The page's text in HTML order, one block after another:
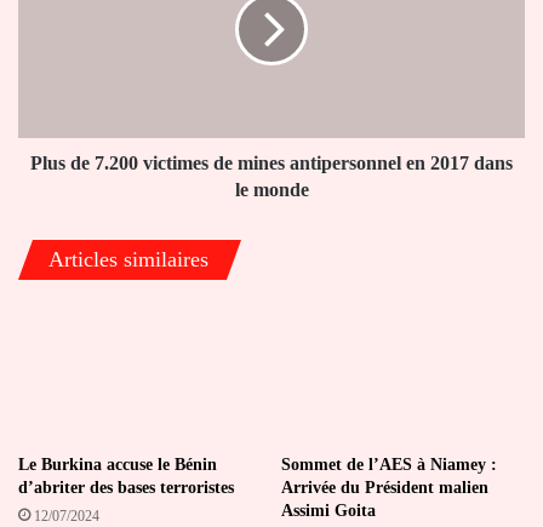
2017
dans
Plus de 7.200 victimes de mines antipersonnel en 2017 dans
le monde
Articles similaires
Le Burkina accuse le Bénin
d’abriter des bases terroristes
12/07/2024
Sommet de l’AES à Niamey :
Arrivée du Président malien
Assimi Goita